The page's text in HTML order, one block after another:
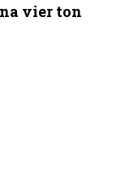
vier ton